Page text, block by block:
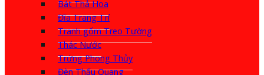
Bát Thả Hoa
Đĩa Trang Trí
Tranh gốm Treo Tường
Thác Nước
Trứng Phong Thủy
Đèn Thấu Quang